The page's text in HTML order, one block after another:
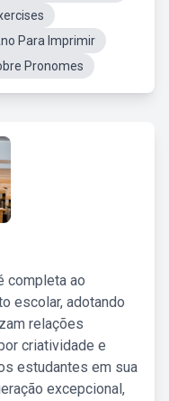
Para Imprimir
Pronomes
completa ao
escolar, adotando
relações
criatividade e
estudantes em sua
excepcional,